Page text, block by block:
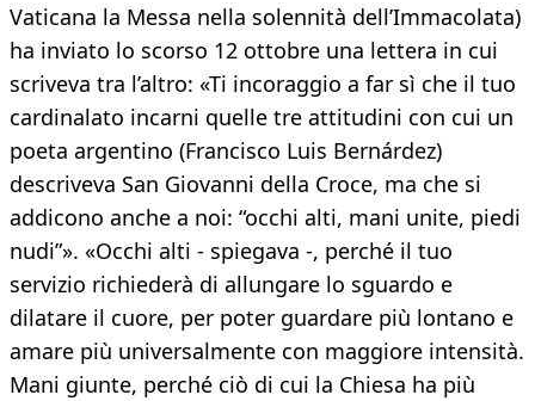
Vaticana la Messa nella solennità dell’Immacolata)
ha inviato lo scorso 12 ottobre una lettera in cui
scriveva tra l’altro: «Ti incoraggio a far sì che il tuo
cardinalato incarni quelle tre attitudini con cui un
poeta argentino (Francisco Luis Bernárdez)
descriveva San Giovanni della Croce, ma che si
addicono anche a noi: “occhi alti, mani unite, piedi
nudi”». «Occhi alti - spiegava -, perché il tuo
servizio richiederà di allungare lo sguardo e
dilatare il cuore, per poter guardare più lontano e
amare più universalmente con maggiore intensità.
Mani giunte, perché ciò di cui la Chiesa ha più